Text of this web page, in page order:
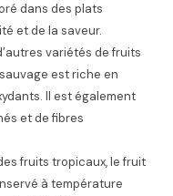
dans des plats
et de la saveur.
variétés de fruits
est riche en
Il est également
et de fibres
fruits tropicaux, le fruit
à température